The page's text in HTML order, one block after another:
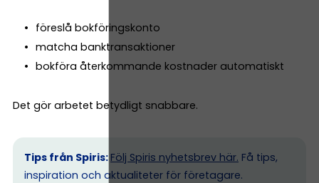
föreslå bokföringskonto
matcha banktransaktioner
bokföra återkommande kostnader automatiskt
Det gör arbetet betydligt snabbare.
Tips från Spiris: Följ Spiris nyhetsbrev här. Få tips,
inspiration och aktualiteter för företagare.